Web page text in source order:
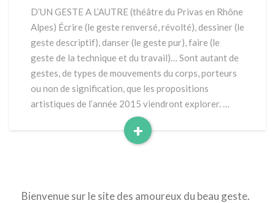
autour
geste
D’UN GESTE A L’AUTRE (théâtre du Privas en Rhône
Alpes) Écrire (le geste renversé, révolté), dessiner (le
geste descriptif), danser (le geste pur), faire (le
geste de la technique et du travail)… Sont autant de
gestes, de types de mouvements du corps, porteurs
ou non de signification, que les propositions
artistiques de l’année 2015 viendront explorer. …
+
Read
Bienvenue sur le site des amoureux du beau geste.